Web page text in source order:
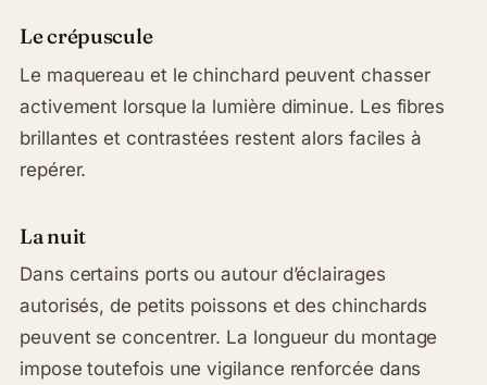
Le crépuscule
Le maquereau et le chinchard peuvent chasser
activement lorsque la lumière diminue. Les fibres
brillantes et contrastées restent alors faciles à
repérer.
La nuit
Dans certains ports ou autour d’éclairages
autorisés, de petits poissons et des chinchards
peuvent se concentrer. La longueur du montage
impose toutefois une vigilance renforcée dans